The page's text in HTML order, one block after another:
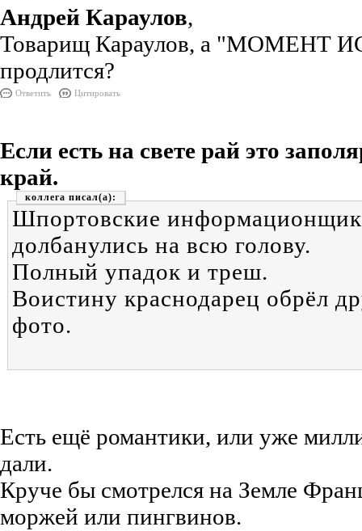
Андрей Караулов,
Товарищ Караулов, а "МОМЕНТ
продлится?
Ответить Цитировать
Если есть на свете рай это
край.
коллега
Шпортовские
долбанулись на всю голову.
Полный упадок и треш.
Воистину краснодарец обрёл
фото.
Есть ещё романтики, или уже
дали.
Круче бы смотрелся на Земле
моржей или пингвинов.